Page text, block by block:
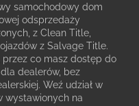
samochodowy dom
odsprzedaży
z Clean Title,
z Salvage Title.
co masz dostęp do
dealerów, bez
Weź udział w
wystawionych na